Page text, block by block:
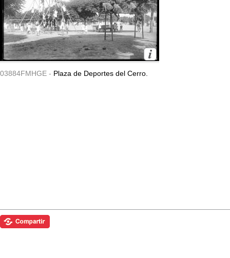
03884FMHGE - Plaza de Deportes del Cerro.